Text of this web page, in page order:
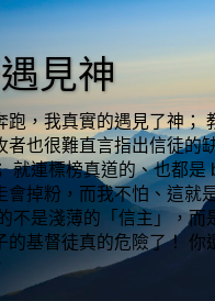
見神
跑，我真實的遇見了神；
者也很難直言指出信徒的
就連標榜真道的、也都是
會掉粉，而我不怕、這就
不是淺薄的「信主」，而
的基督徒真的危險了！ 你